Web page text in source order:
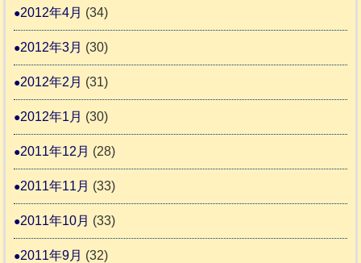
2012年4月 (34)
2012年3月 (30)
2012年2月 (31)
2012年1月 (30)
2011年12月 (28)
2011年11月 (33)
2011年10月 (33)
2011年9月 (32)